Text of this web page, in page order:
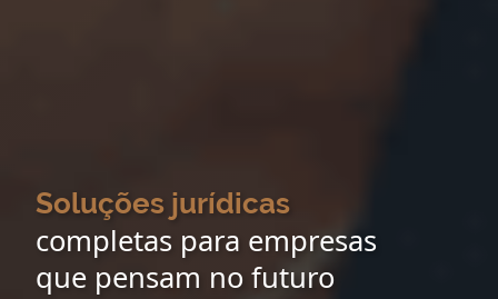
Soluções jurídicas
completas para empresas
que pensam no futuro